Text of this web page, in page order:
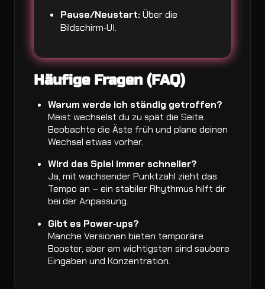
Pause/Neustart: Über die
Bildschirm‑UI.
Häufige Fragen (FAQ)
Warum werde ich ständig getroffen?
Meist wechselst du zu spät die Seite.
Beobachte die Äste früh und plane deinen
Wechsel etwas vorher.
Wird das Spiel immer schneller?
Ja, mit wachsender Punktzahl zieht das
Tempo an – ein stabiler Rhythmus hilft dir
bei der Anpassung.
Gibt es Power‑ups?
Manche Versionen bieten temporäre
Booster, aber am wichtigsten sind saubere
Eingaben und Konzentration.